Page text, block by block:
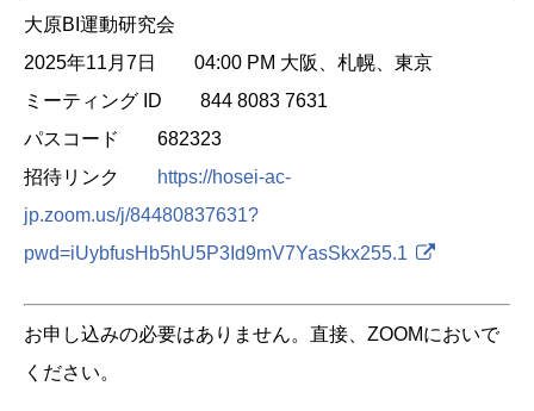
大原BI運動研究会
2025年11月7日 04:00 PM 大阪、札幌、東京
ミーティング ID 844 8083 7631
パスコード 682323
招待リンク
https://hosei-ac-
jp.zoom.us/j/84480837631?
pwd=iUybfusHb5hU5P3Id9mV7YasSkx255.1
お申し込みの必要はありません。直接、ZOOMにおいで
ください。